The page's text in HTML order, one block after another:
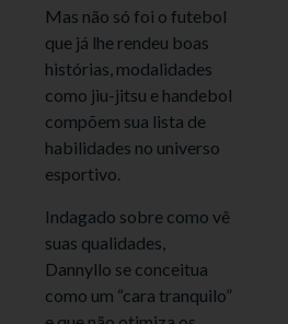
Mas não só foi o futebol
que já lhe rendeu boas
histórias, modalidades
como jiu-jitsu e handebol
compõem sua lista de
habilidades no universo
esportivo.
Indagado sobre como vê
suas qualidades,
Dannyllo se conceitua
como um “cara tranquilo”